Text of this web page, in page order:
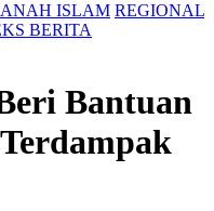
ISLAM REGIONAL
BERITA
Bantuan